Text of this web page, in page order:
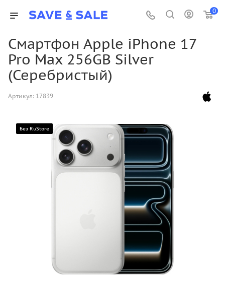
0
Смартфон Apple iPhone 17
Pro Max 256GB Silver
(Серебристый)
Артикул: 17839
Без RuStore